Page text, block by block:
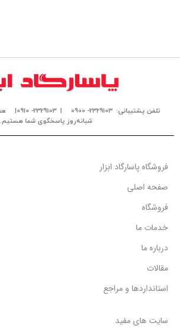
تلفن پشتیبانی: 2329103- 0900 | 2329103- 0910|
شبانه‌روز پاسخگوی شما هستیم.
فروشگاه پاسارگاد ابزار
صفحه اصلی
فروشگاه
خدمات ما
درباره ما
مقالات
استانداردها و مراجع
سایت های مفید